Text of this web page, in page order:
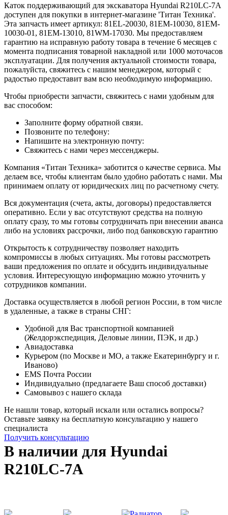
Каток поддерживающий для экскаватора Hyundai R210LC-7A
доступен для покупки в интернет-магазине 'Титан Техника'.
Эта запчасть имеет артикул: 81EL-20030, 81EM-10030, 81EM-
10030-01, 81EM-13010, 81WM-17030. Мы предоставляем
гарантию на исправную работу товара в течение 6 месяцев с
момента подписания товарной накладной или 1000 моточасов
эксплуатации. Для получения актуальной стоимости товара,
пожалуйста, свяжитесь с нашим менеджером, который с
радостью предоставит вам всю необходимую информацию.
Чтобы приобрести запчасти, свяжитесь с нами удобным для
вас способом:
Заполните форму обратной связи.
Позвоните по телефону:
Напишите на электронную почту:
Свяжитесь с нами через мессенджеры.
Компания «Титан Техника» заботится о качестве сервиса. Мы
делаем все, чтобы клиентам было удобно работать с нами. Мы
принимаем оплату от юридических лиц по расчетному счету.
Вся документация (счета, акты, договоры) предоставляется
оперативно. Если у вас отсутствуют средства на полную
оплату сразу, то мы готовы сотрудничать при внесении аванса
либо на условиях рассрочки, либо под банковскую гарантию
Открытость к сотрудничеству позволяет находить
компромиссы в любых ситуациях. Мы готовы рассмотреть
ваши предложения по оплате и обсудить индивидуальные
условия. Интересующую информацию можно уточнить у
сотрудников компании.
Доставка осуществляется в любой регион России, в том числе
в удаленные, а также в страны СНГ:
Удобной для Вас транспортной компанией
(Желдорэкспедиция, Деловые линии, ПЭК, и др.)
Авиадоставка
Курьером (по Москве и МО, а также Екатеринбургу и г.
Иваново)
EMS Почта России
Индивидуально (предлагаете Ваш способ доставки)
Самовывоз с нашего склада
Не нашли товар, который искали или остались вопросы?
Оставьте заявку на бесплатную консультацию у нашего
специалиста
Получить консультацию
В наличии для Hyundai
R210LC-7A